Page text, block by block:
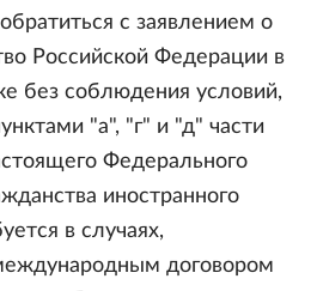
с заявлением о
Российской Федерации в
без соблюдения условий,
"а", "г" и "д" части
Федерального
иностранного
в случаях,
договором